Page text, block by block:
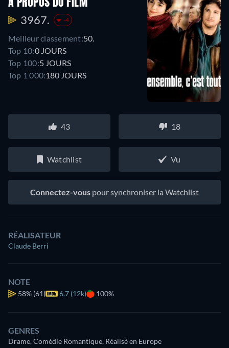
À PROPOS DU FILM
3967. -4
Meilleur classement:50.
Top 10:0 JOURS
Top 100:5 JOURS
Top 1 000:180 JOURS
43 18
Watchlist Vu
Connectez-vous pour synchroniser la Watchlist
RÉALISATEUR
Claude Berri
NOTE
58% (61) 6.7 (12k) 100%
GENRES
Drame, Comédie Romantique, Réalisé en Europe